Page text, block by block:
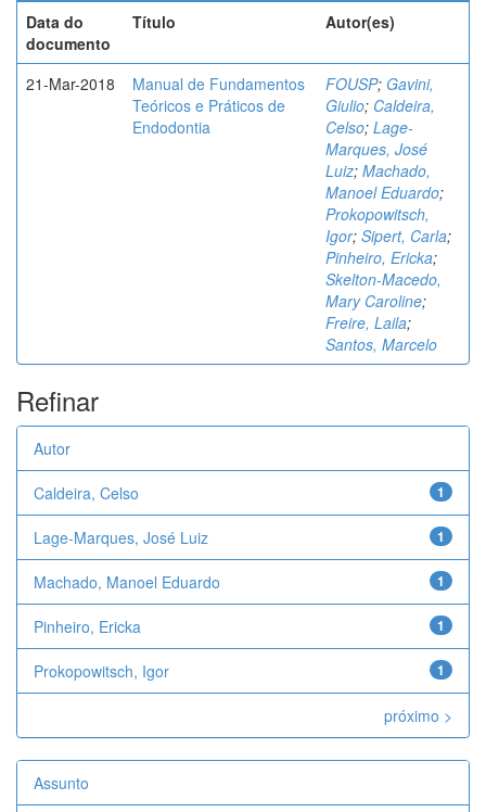
Data do
documento
Título Autor(es)
21-Mar-2018
Manual de Fundamentos
Teóricos e Práticos de
Endodontia
FOUSP; Gavini,
Giulio; Caldeira,
Celso; Lage-
Marques, José
Luiz; Machado,
Manoel Eduardo;
Prokopowitsch,
Igor; Sipert, Carla;
Pinheiro, Ericka;
Skelton-Macedo,
Mary Caroline;
Freire, Laila;
Santos, Marcelo
Refinar
Autor
1
Caldeira, Celso
1
Lage-Marques, José Luiz
1
Machado, Manoel Eduardo
1
Pinheiro, Ericka
1
Prokopowitsch, Igor
próximo >
Assunto